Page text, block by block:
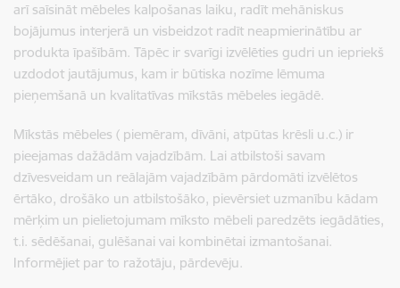
arī saīsināt mēbeles kalpošanas laiku, radīt mehāniskus
bojājumus interjerā un visbeidzot radīt neapmierinātību ar
produkta īpašībām. Tāpēc ir svarīgi izvēlēties gudri un iepriekš
uzdodot jautājumus, kam ir būtiska nozīme lēmuma
pieņemšanā un kvalitatīvas mīkstās mēbeles iegādē.
Mīkstās mēbeles ( piemēram, dīvāni, atpūtas krēsli u.c.) ir
pieejamas dažādām vajadzībām. Lai atbilstoši savam
dzīvesveidam un reālajām vajadzībām pārdomāti izvēlētos
ērtāko, drošāko un atbilstošāko, pievērsiet uzmanību kādam
mērķim un pielietojumam mīksto mēbeli paredzēts iegādāties,
t.i. sēdēšanai, gulēšanai vai kombinētai izmantošanai.
Informējiet par to ražotāju, pārdevēju.